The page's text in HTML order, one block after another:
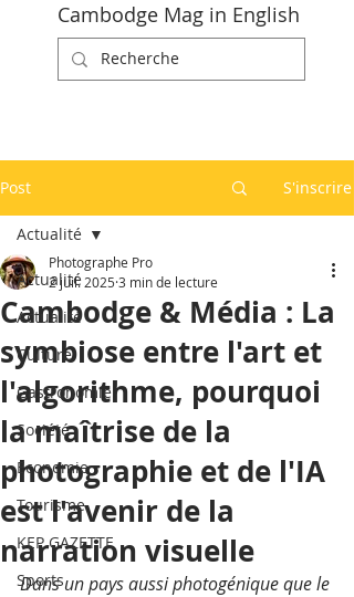
Cambodge Mag in English
Post S'inscrire
Actualité
Actualité
Culture
Gastronomie
Société
Economie
Tourisme
KEP GAZETTE
Sports
Actualité
Cambodge & Média : La
symbiose entre l'art et
l'algorithme, pourquoi
la maîtrise de la
photographie et de l'IA
est l'avenir de la
narration visuelle
Photographe Pro
2 juil. 2025 3 min de lecture
Dans un pays aussi photogénique que le